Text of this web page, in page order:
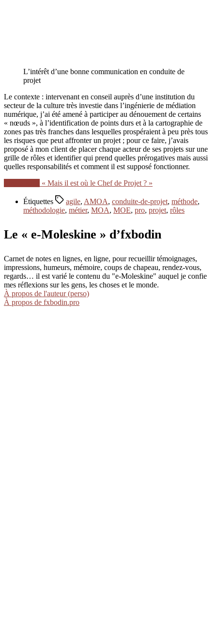
L’intérêt d’une bonne communication en conduite de
projet
Le contexte : intervenant en conseil auprès d’une institution du
secteur de la culture très investie dans l’ingénierie de médiation
numérique, j’ai été amené à participer au dénouement de certains
« nœuds », à l’identification de points durs et à la cartographie de
zones pas très franches dans lesquelles prospéraient à peu près tous
les risques que peut affronter un projet ; pour ce faire, j’avais
proposé à mon client de placer chaque acteur de ses projets sur une
grille de rôles et identifier qui prend quelles prérogatives mais aussi
quelles responsabilités et comment il est supposé fonctionner.
« Mais il est où le Chef de Projet ? »
Étiquettes agile, AMOA, conduite-de-projet, méthode,
méthodologie, métier, MOA, MOE, pro, projet, rôles
Le « e-Moleskine » d’fxbodin
Carnet de notes en lignes, en ligne, pour recueillir témoignages,
impressions, humeurs, mémoire, coups de chapeau, rendez-vous,
regards… il est varié le contenu du "e-Moleskine" auquel je confie
mes réflexions sur les gens, les choses et le monde.
À propos de l'auteur (perso)
À propos de fxbodin.pro